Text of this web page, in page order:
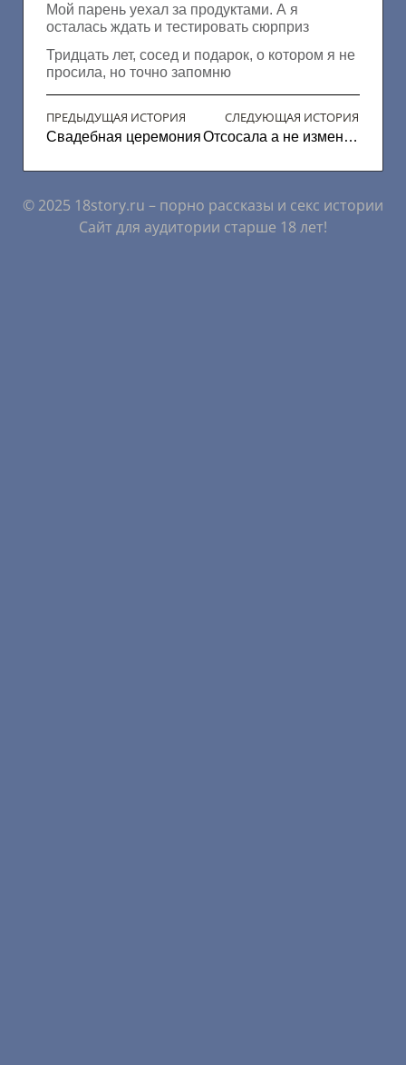
Мой парень уехал за продуктами. А я
осталась ждать и тестировать сюрприз
Тридцать лет, сосед и подарок, о котором я не
просила, но точно запомню
ПРЕДЫДУЩАЯ ИСТОРИЯ
Свадебная церемония
СЛЕДУЮЩАЯ ИСТОРИЯ
Отсосала а не изменила
© 2025 18story.ru – порно рассказы и секс истории
Сайт для аудитории старше 18 лет!